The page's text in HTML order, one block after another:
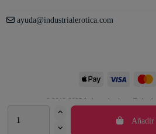
ayuda@industrialerotica.com
© 2012-2025 Industrial erótica. Todos